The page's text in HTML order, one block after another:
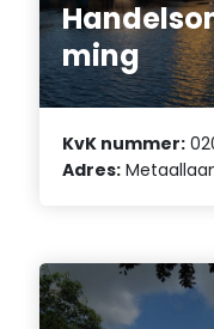
ming
KvK nummer:
Adres: